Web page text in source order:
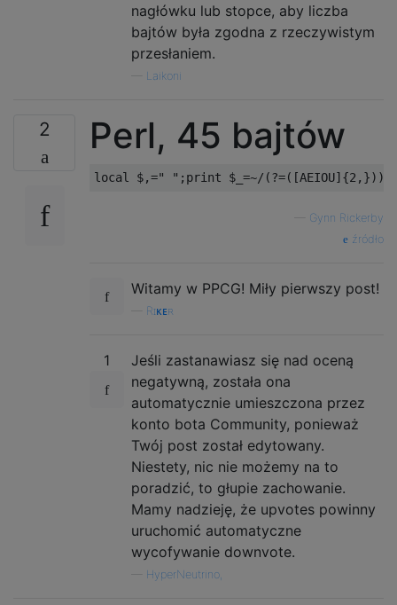
nagłówku lub stopce, aby liczba
bajtów była zgodna z rzeczywistym
przesłaniem.
Laikoni
2 Perl, 45 bajtów
Gynn Rickerby
źródło
Witamy w PPCG! Miły pierwszy post!
Rɪᴋᴇʀ
1
Jeśli zastanawiasz się nad oceną
negatywną, została ona
automatycznie umieszczona przez
konto bota Community, ponieważ
Twój post został edytowany.
Niestety, nic nie możemy na to
poradzić, to głupie zachowanie.
Mamy nadzieję, że upvotes powinny
uruchomić automatyczne
wycofywanie downvote.
HyperNeutrino,